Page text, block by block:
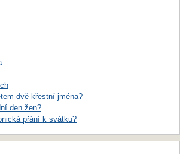
dvě křestní jména?
den žen?
přání k svátku?